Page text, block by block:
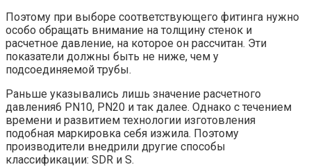
Поэтому при выборе соответствующего фитинга нужно
особо обращать внимание на толщину стенок и
расчетное давление, на которое он рассчитан. Эти
показатели должны быть не ниже, чем у
подсоединяемой трубы.
Раньше указывались лишь значение расчетного
давления6 PN10, PN20 и так далее. Однако с течением
времени и развитием технологии изготовления
подобная маркировка себя изжила. Поэтому
производители внедрили другие способы
классификации: SDR и S.